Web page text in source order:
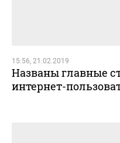
15:56, 21.02.2019
Названы главные
интернет-